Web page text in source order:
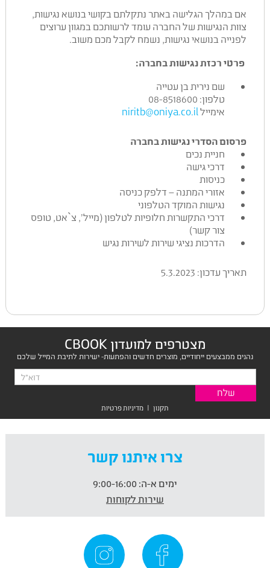
אם במהלך הגלישה באתר נתקלתם בקושי בנושא נגישות,
צוות הנגישות של החברה עומד לרשותכם במגוון ערוצים
לפנייה בנושאי נגישות, נשמח לקבל מכם משוב.
פרטי רכזת נגישות בחברה:
שם נירית בן עטייה
טלפון: 08-8518600
אימיילniritb@oniya.co.il
פרסום הסדרי נגישות בחברה
חניית נכים
דרכי גישה
כניסות
אזורי המתנה – דלפק כניסה
נגישות המוקד הטלפוני
דרכי התקשרות חלופיות לטלפון (מייל’, צ`אט, טופס
צור קשר)
הדרכות נציגי שירות לשירות נגיש
תאריך עדכון: 5.3.2023
מצטרפים למועדון CBOOK
נהנים ממבצעים ייחודיים, מוצרים חדשים והפתעות- ישירות לתיבת המייל שלכם
תקנון | מדיניות פרטיות
צרו איתנו קשר
ימים א-ה:
שירות לקוחות